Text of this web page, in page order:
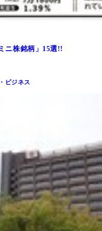
ニ株銘柄」15選!!
ビジネス